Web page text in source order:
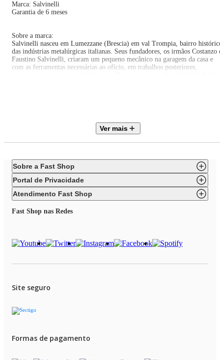
Marca: Salvinelli
Garantia de 6 meses
Sobre a marca:
Salvinelli nasceu em Lumezzane (Brescia) em val Trompia, bairro
das indústrias metalúrgicas italianas. Seus fundadores, os irmãos Costanzo
Faustino Salvinelli, criaram um pequeno mecânico na garagem da casa e
com as ferramentas necessárias ao ofício, em trabalhos posteriores,
Ver mais
Sobre a Fast Shop
Portal de Privacidade
Atendimento Fast Shop
Fast Shop nas Redes
Site seguro
Formas de pagamento